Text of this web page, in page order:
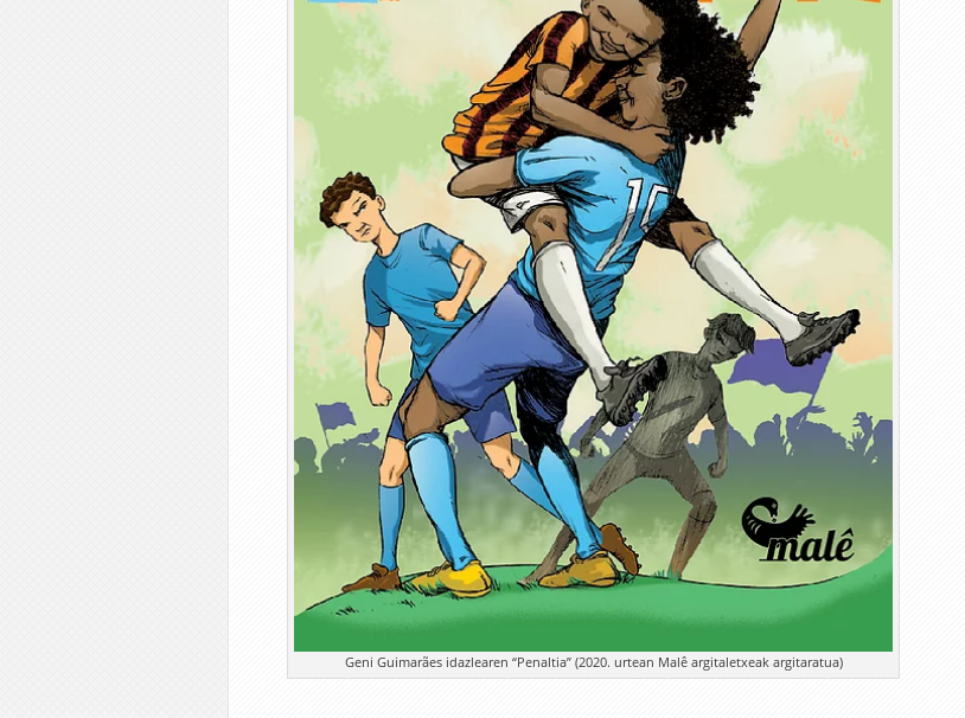
Geni Guimarães idazlearen “Penaltia” (2020. urtean Malê argitaletxeak argitaratua)